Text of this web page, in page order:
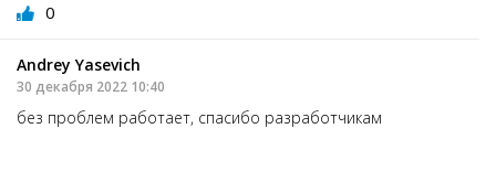
0
Andrey Yasevich
30 декабря 2022 10:40
без проблем работает, спасибо разработчикам